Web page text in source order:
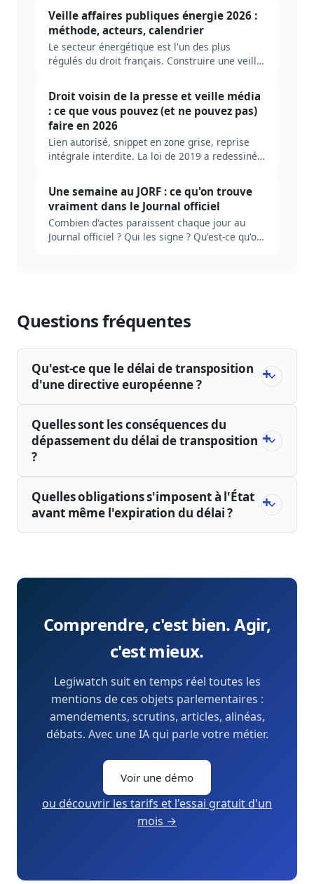
complète pour construire une veille AP
numérique et IA en 2026, avec autorités,
sources et erreurs typiques.
Veille affaires publiques énergie 2026 :
méthode, acteurs, calendrier
Le secteur énergétique est l'un des plus
régulés du droit français. Construire une veille
dossiers, les bonnes autorités, les bons
signaux. Méthode complète, ancrée dans le
cycle PPE / loi de programmation énergie-
climat / ARENH.
Droit voisin de la presse et veille média
: ce que vous pouvez (et ne pouvez pas)
faire en 2026
Lien autorisé, snippet en zone grise, reprise
intégrale interdite. La loi de 2019 a redessiné
d'équipes naviguent encore à vue. Tour clair
des règles, des risques et des bonnes
pratiques.
Une semaine au JORF : ce qu'on trouve
vraiment dans le Journal officiel
Combien d'actes paraissent chaque jour au
Journal officiel ? Qui les signe ? Qu'est-ce qu'on
Questions fréquentes
Qu'est-ce que le délai de transposition
d'une directive européenne ?
Quelles sont les conséquences du
dépassement du délai de transposition
?
Quelles obligations s'imposent à l'État
avant même l'expiration du délai ?
Comprendre, c'est bien. Agir,
c'est mieux.
Legiwatch suit en temps réel toutes les
mentions de ces objets parlementaires :
amendements, scrutins, articles, alinéas,
débats. Avec une IA qui parle votre métier.
Voir une démo
ou découvrir les tarifs et l'essai gratuit d'un
mois →